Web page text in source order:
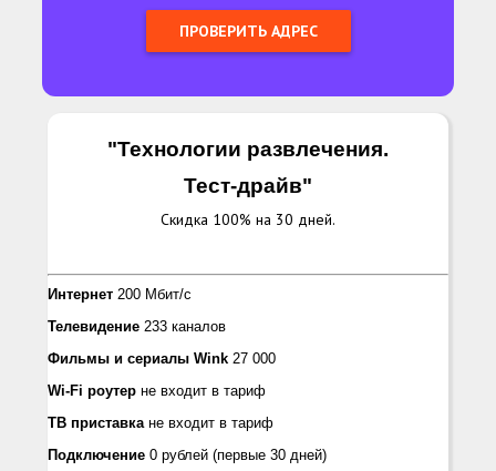
"Технологии развлечения.
Тест-драйв"
Скидка 100% на 30 дней.
Интернет 200 Мбит/с
Телевидение 233 каналов
Фильмы и сериалы Wink 27 000
Wi-Fi роутер не входит в тариф
ТВ приставкане входит в тариф
Подключение 0 рублей (первые 30 дней)